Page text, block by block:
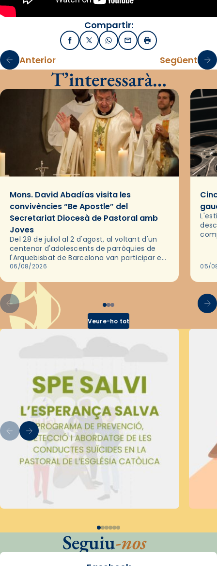
Compartir:
FacebookX / TwitterWhatsApp
EmailImprimir
Anterior Següent
T’interessarà…
Mons. David Abadías visita les
convivències “Be Apostle” del
Secretariat Diocesà de Pastoral amb
Joves
Del 28 de juliol al 2 d'agost, al voltant d'un
centenar d'adolescents de parròquies de
l'Arquebisbat de Barcelona van participar en
les convivències Be Apostle, organitzades
06/08/2026 05/
Veure-ho tot
Seguiu-nos